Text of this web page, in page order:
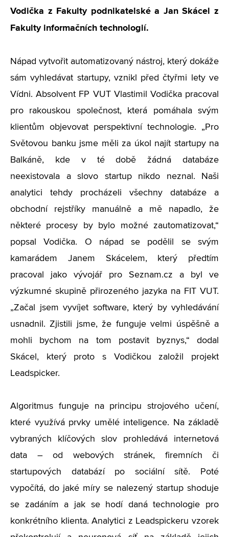
Vodička z Fakulty podnikatelské a Jan Skácel z
Fakulty informačních technologií.
Nápad vytvořit automatizovaný nástroj, který dokáže
sám vyhledávat startupy, vznikl před čtyřmi lety ve
Vídni. Absolvent FP VUT Vlastimil Vodička pracoval
pro rakouskou společnost, která pomáhala svým
klientům objevovat perspektivní technologie. „Pro
Světovou banku jsme měli za úkol najít startupy na
Balkáně, kde v té době žádná databáze
neexistovala a slovo startup nikdo neznal. Naši
analytici tehdy procházeli všechny databáze a
obchodní rejstříky manuálně a mě napadlo, že
některé procesy by bylo možné zautomatizovat,“
popsal Vodička. O nápad se podělil se svým
kamarádem Janem Skácelem, který předtím
pracoval jako vývojář pro Seznam.cz a byl ve
výzkumné skupině přirozeného jazyka na FIT VUT.
„Začal jsem vyvíjet software, který by vyhledávání
usnadnil. Zjistili jsme, že funguje velmi úspěšně a
mohli bychom na tom postavit byznys,“ dodal
Skácel, který proto s Vodičkou založil projekt
Leadspicker.
Algoritmus funguje na principu strojového učení,
které využívá prvky umělé inteligence. Na základě
vybraných klíčových slov prohledává internetová
data – od webových stránek, firemních či
startupových databází po sociální sítě. Poté
vypočítá, do jaké míry se nalezený startup shoduje
se zadáním a jak se hodí daná technologie pro
konkrétního klienta. Analytici z Leadspickeru vzorek